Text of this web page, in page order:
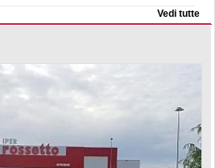
Vedi tutte